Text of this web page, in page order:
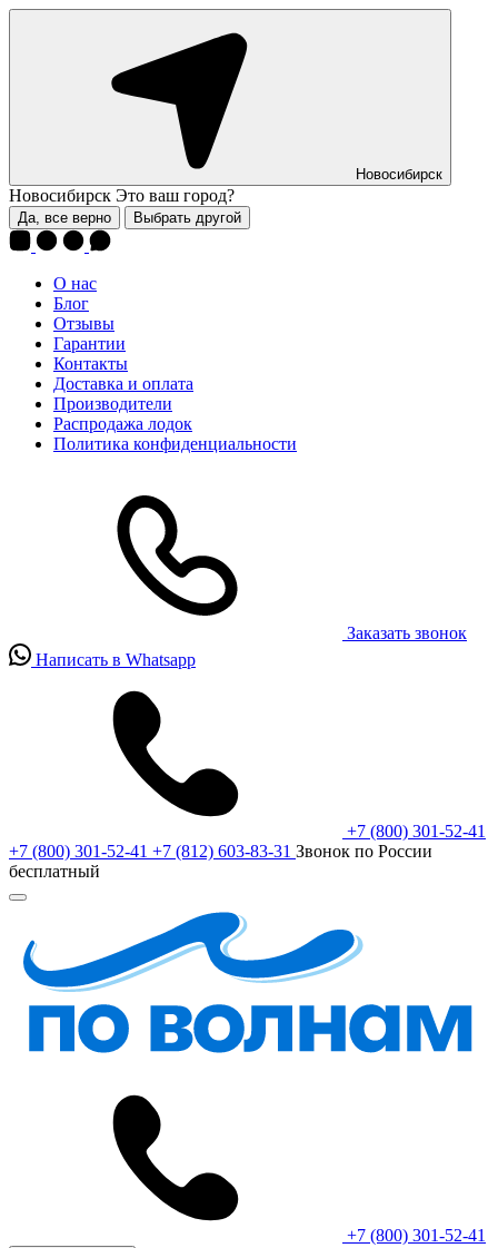
Новосибирск
Новосибирск Это ваш город?
Да, все верно Выбрать другой
О нас
Блог
Отзывы
Гарантии
Контакты
Доставка и оплата
Производители
Распродажа лодок
Политика конфиденциальности
Заказать звонок
Написать в Whatsapp
+7 (800) 301-52-41
+7 (800) 301-52-41 +7 (812) 603-83-31 Звонок по России
бесплатный
+7 (800) 301-52-41